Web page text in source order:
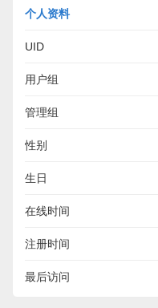
个人资料
UID
用户组
管理组
性别
生日
在线时间
注册时间
最后访问